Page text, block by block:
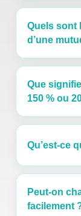
Quels sont
d’une
Que
150 % ou
Qu’est-ce
Peut-on
facilement